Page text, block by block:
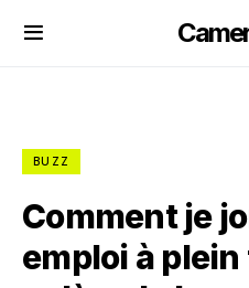
BUZZ
Comment je
emploi à